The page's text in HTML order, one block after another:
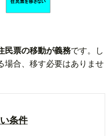
民票の移動が義務です。し
場合、移す必要はありませ
条件